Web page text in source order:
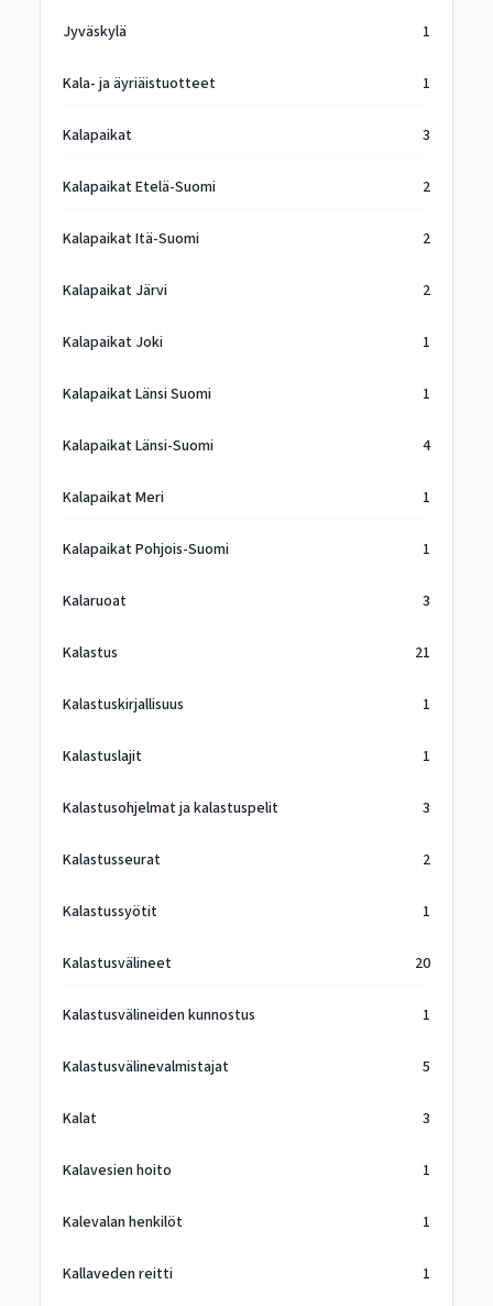
Jyväskylä 1
Kala- ja äyriäistuotteet 1
Kalapaikat 3
Kalapaikat Etelä-Suomi 2
Kalapaikat Itä-Suomi 2
Kalapaikat Järvi 2
Kalapaikat Joki 1
Kalapaikat Länsi Suomi 1
Kalapaikat Länsi-Suomi 4
Kalapaikat Meri 1
Kalapaikat Pohjois-Suomi 1
Kalaruoat 3
Kalastus 21
Kalastuskirjallisuus 1
Kalastuslajit 1
Kalastusohjelmat ja kalastuspelit 3
Kalastusseurat 2
Kalastussyötit 1
Kalastusvälineet 20
Kalastusvälineiden kunnostus 1
Kalastusvälinevalmistajat 5
Kalat 3
Kalavesien hoito 1
Kalevalan henkilöt 1
Kallaveden reitti 1